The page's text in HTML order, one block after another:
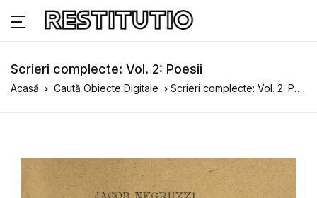
Scrieri complecte: Vol. 2: Poesii
Acasă Caută Obiecte Digitale Scrieri complecte: Vol. 2: Poesii